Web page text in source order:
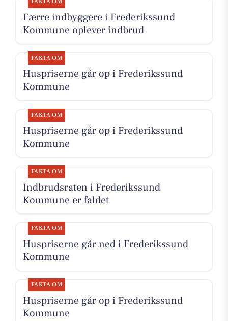
Færre indbyggere i Frederikssund
Kommune oplever indbrud
FAKTA OM
Huspriserne går op i Frederikssund
Kommune
FAKTA OM
Huspriserne går op i Frederikssund
Kommune
FAKTA OM
Indbrudsraten i Frederikssund
Kommune er faldet
FAKTA OM
Huspriserne går ned i Frederikssund
Kommune
FAKTA OM
Huspriserne går op i Frederikssund
Kommune